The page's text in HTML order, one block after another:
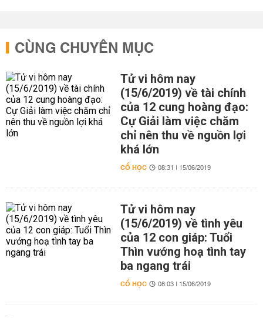
CÙNG CHUYÊN MỤC
Tử vi hôm nay
(15/6/2019) về tài chính
của 12 cung hoàng đạo:
Cự Giải làm việc chăm
chỉ nên thu về nguồn lợi
khá lớn
CỔ HỌC 08:31 | 15/06/2019
Tử vi hôm nay
(15/6/2019) về tình yêu
của 12 con giáp: Tuổi
Thìn vướng hoạ tình tay
ba ngang trái
CỔ HỌC 08:03 | 15/06/2019